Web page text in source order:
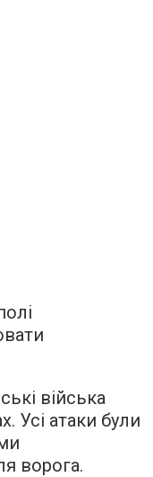
війська
Усі атаки були
ворога.